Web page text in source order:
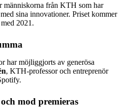
från KTH som har
sina innovationer. Priset kommer
2021.
har möjliggjorts av generösa
, KTH-professor och entreprenör
mod premieras